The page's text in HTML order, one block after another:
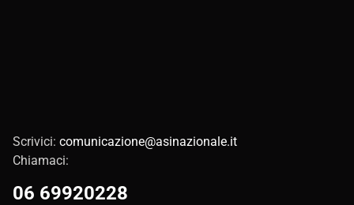
Scrivici: comunicazione@asinazionale.it
Chiamaci:
06 69920228